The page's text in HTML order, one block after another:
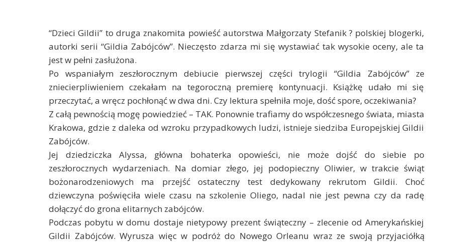
“Dzieci Gildii” to druga znakomita powieść autorstwa Małgorzaty Stefanik ? polskiej blogerki,
autorki serii “Gildia Zabójców”. Nieczęsto zdarza mi się wystawiać tak wysokie oceny, ale ta
jest w pełni zasłużona.
Po wspaniałym zeszłorocznym debiucie pierwszej części trylogii “Gildia Zabójców” ze
zniecierpliwieniem czekałam na tegoroczną premierę kontynuacji. Książkę udało mi się
przeczytać, a wręcz pochłonąć w dwa dni. Czy lektura spełniła moje, dość spore, oczekiwania?
Z całą pewnością mogę powiedzieć – TAK. Ponownie trafiamy do współczesnego świata, miasta
Krakowa, gdzie z daleka od wzroku przypadkowych ludzi, istnieje siedziba Europejskiej Gildii
Zabójców.
Jej dziedziczka Alyssa, główna bohaterka opowieści, nie może dojść do siebie po
zeszłorocznych wydarzeniach. Na domiar złego, jej podopieczny Oliwier, w trakcie świąt
bożonarodzeniowych ma przejść ostateczny test dedykowany rekrutom Gildii. Choć
dziewczyna poświęciła wiele czasu na szkolenie Oliego, nadal nie jest pewna czy da radę
dołączyć do grona elitarnych zabójców.
Podczas pobytu w domu dostaje nietypowy prezent świąteczny – zlecenie od Amerykańskiej
Gildii Zabójców. Wyrusza więc w podróż do Nowego Orleanu wraz ze swoją przyjaciółką